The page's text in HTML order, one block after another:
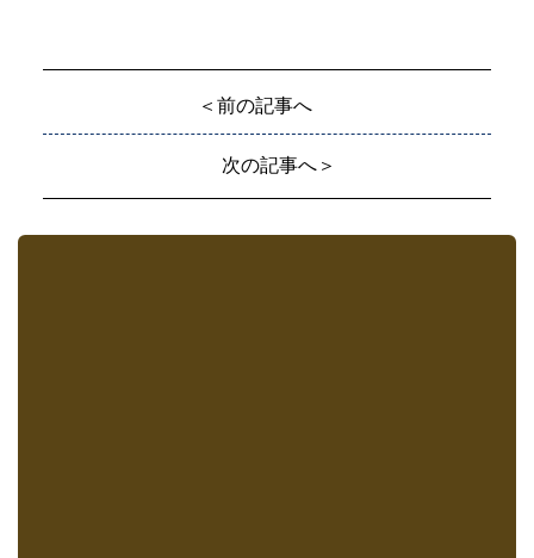
＜前の記事へ
次の記事へ＞